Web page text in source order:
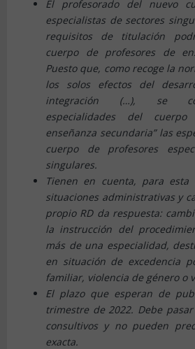
El profesorado del nuevo
especialistas de sectores
requisitos de titulación
cuerpo de profesores de
Puesto que, como recoge la
los solos efectos del
integración (…), se
especialidades del
enseñanza secundaria” las
cuerpo de profesores
singulares.
Tienen en cuenta, para esta
situaciones administrativas y
propio RD da respuesta:
la instrucción del
más de una especialidad,
en situación de excedencia
familiar, violencia de género o
El plazo que esperan de
trimestre de 2022. Debe
consultivos y no pueden
exacta.